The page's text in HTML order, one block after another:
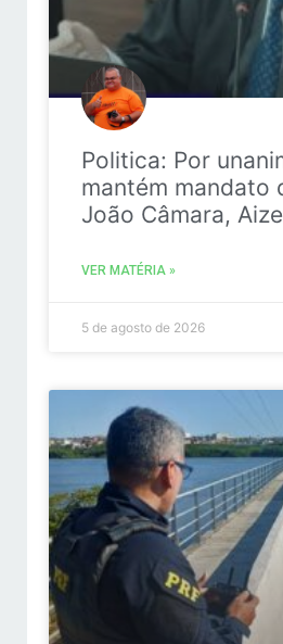
Politica: Por
mantém mandato
João Câmara,
VER MATÉRIA »
5 de agosto de 2026